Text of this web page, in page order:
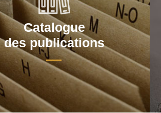
Catalogue
des publications